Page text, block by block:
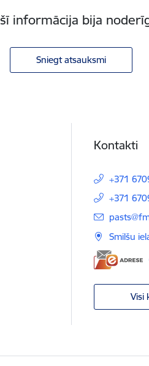
informācija bija
Sniegt atsauksmi
Kontakti
+371
+371
E-pasts:
Smilšu
Visi